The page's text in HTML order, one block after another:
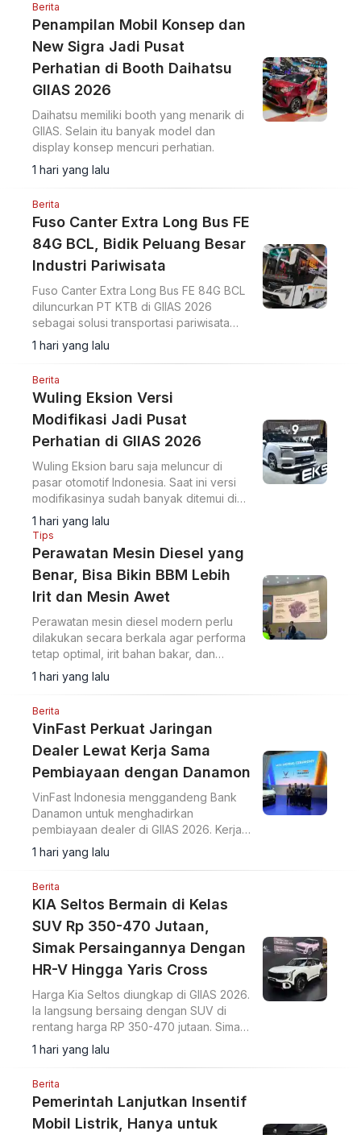
Berita
Penampilan Mobil Konsep dan
New Sigra Jadi Pusat
Perhatian di Booth Daihatsu
GIIAS 2026
Daihatsu memiliki booth yang menarik di
GIIAS. Selain itu banyak model dan
display konsep mencuri perhatian.
1 hari yang lalu
Berita
Fuso Canter Extra Long Bus FE
84G BCL, Bidik Peluang Besar
Industri Pariwisata
Fuso Canter Extra Long Bus FE 84G BCL
diluncurkan PT KTB di GIIAS 2026
sebagai solusi transportasi pariwisata
yang memenuhi standar Euro 4 dan
regulasi pemerintah.
1 hari yang lalu
Berita
Wuling Eksion Versi
Modifikasi Jadi Pusat
Perhatian di GIIAS 2026
Wuling Eksion baru saja meluncur di
pasar otomotif Indonesia. Saat ini versi
modifikasinya sudah banyak ditemui di
jalan, ini salah satu referensinya.
1 hari yang lalu
Tips
Perawatan Mesin Diesel yang
Benar, Bisa Bikin BBM Lebih
Irit dan Mesin Awet
Perawatan mesin diesel modern perlu
dilakukan secara berkala agar performa
tetap optimal, irit bahan bakar, dan
komponen mesin lebih awet.
1 hari yang lalu
Berita
VinFast Perkuat Jaringan
Dealer Lewat Kerja Sama
Pembiayaan dengan Danamon
VinFast Indonesia menggandeng Bank
Danamon untuk menghadirkan
pembiayaan dealer di GIIAS 2026. Kerja
sama ini diharapkan mempercepat
ekspansi jaringan penjualan.
1 hari yang lalu
Berita
KIA Seltos Bermain di Kelas
SUV Rp 350-470 Jutaan,
Simak Persaingannya Dengan
HR-V Hingga Yaris Cross
Harga Kia Seltos diungkap di GIIAS 2026.
Ia langsung bersaing dengan SUV di
rentang harga RP 350-470 jutaan. Simak
perbandingannya.
1 hari yang lalu
Berita
Pemerintah Lanjutkan Insentif
Mobil Listrik, Hanya untuk